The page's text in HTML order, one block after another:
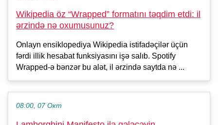
Wikipedia öz “Wrapped” formatını təqdim etdi: il
ərzində nə oxumusunuz?
Onlayn ensiklopediya Wikipedia istifadəçilər üçün
fərdi illik hesabat funksiyasını işə salıb. Spotify
Wrapped-ə bənzər bu alət, il ərzində saytda nə ...
08:00, 07 Окт